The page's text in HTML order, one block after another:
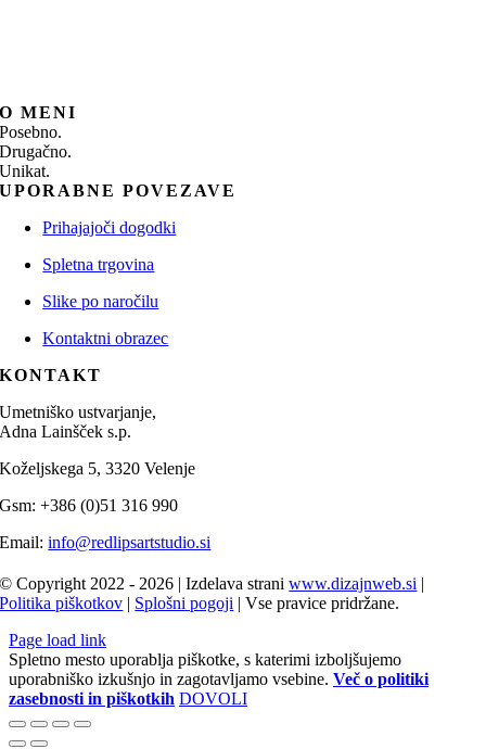
O MENI
Posebno.
Drugačno.
Unikat.
UPORABNE POVEZAVE
Prihajajoči dogodki
Spletna trgovina
Slike po naročilu
Kontaktni obrazec
KONTAKT
Umetniško ustvarjanje,
Adna Lainšček s.p.
Koželjskega 5, 3320 Velenje
Gsm: +386 (0)51 316 990
Email:info@redlipsartstudio.si
© Copyright 2022 - 2026 | Izdelava straniwww.dizajnweb.si |
Politika piškotkov | Splošni pogoji | Vse pravice pridržane.
Page load link
Spletno mesto uporablja piškotke, s katerimi izboljšujemo
uporabniško izkušnjo in zagotavljamo vsebine. Več o politiki
zasebnosti in piškotkih DOVOLI